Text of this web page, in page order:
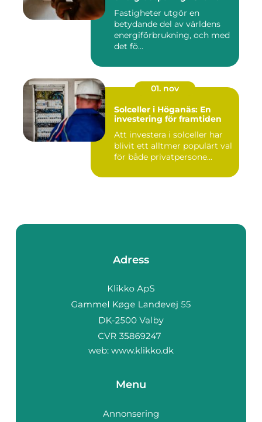
Fastigheter utgör en
betydande del av världens
energiförbrukning, och med
det fö...
01. nov
Solceller i Höganäs: En
investering för framtiden
Att investera i solceller har
blivit ett alltmer populärt val
för både privatpersone...
Adress
web: www.klikko.dk
Menu
Annonsering